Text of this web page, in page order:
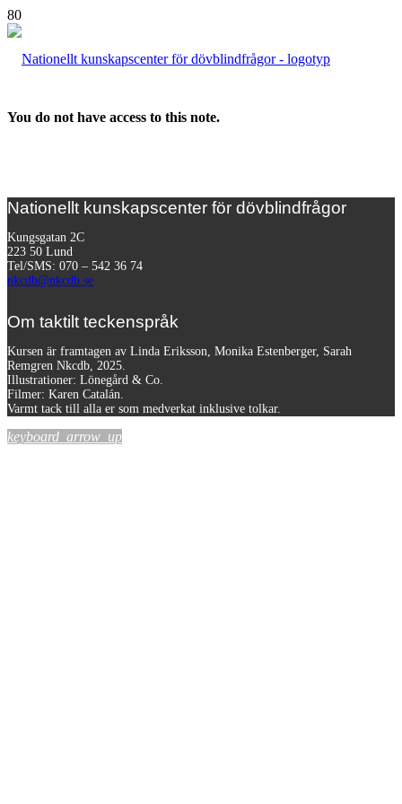
You do not have access to this note.
Nationellt kunskapscenter för dövblindfrågor
Kungsgatan 2C
223 50 Lund
Tel/SMS: 070 – 542 36 74
nkcdb@nkcdb.se
Om taktilt teckenspråk
Kursen är framtagen av Linda Eriksson, Monika Estenberger, Sarah
Remgren Nkcdb, 2025.
Illustrationer: Lönegård & Co.
Filmer: Karen Catalán.
Varmt tack till alla er som medverkat inklusive tolkar.
keyboard_arrow_up